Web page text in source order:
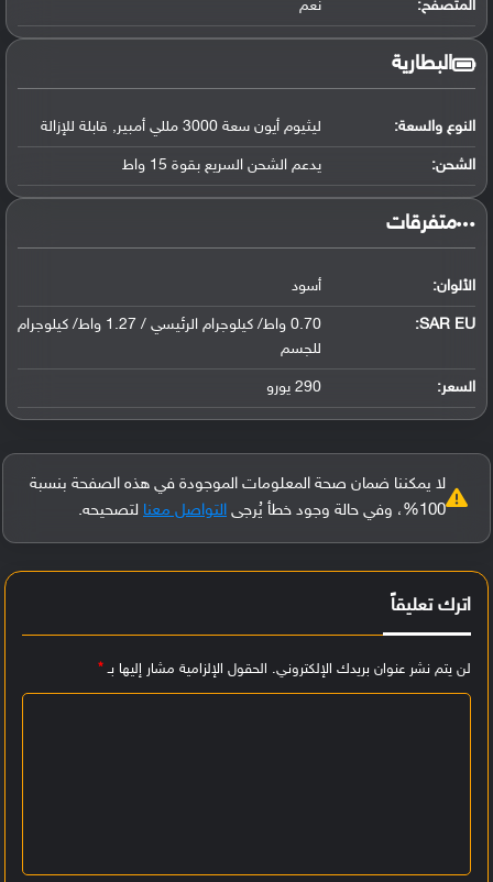
المتصفح: نعم
البطارية
النوع والسعة: ليثيوم أيون سعة 3000 مللي أمبير, قابلة للإزالة
الشحن: يدعم الشحن السريع بقوة 15 واط
‏متفرقات‏
الألوان: أسود
SAR EU:
0.70 واط/ كيلوجرام الرئيسي / 1.27 واط/ كيلوجرام
للجسم
السعر: 290 يورو
لا يمكننا ضمان صحة المعلومات الموجودة في هذه الصفحة بنسبة
100%، وفي حالة وجود خطأ يُرجى
التواصل معنا لتصحيحه.
اترك تعليقاً
لن يتم نشر عنوان بريدك الإلكتروني. الحقول الإلزامية مشار إليها بـ*
ي